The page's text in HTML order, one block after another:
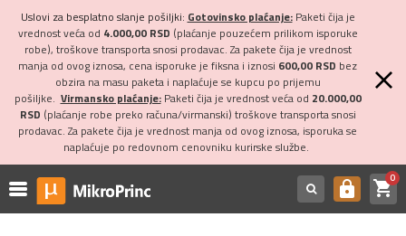
Uslovi za besplatno slanje pošiljki: Gotovinsko plaćanje:Paketi čija je
vrednost veća od 4.000,00 RSD (plaćanje pouzećem prilikom isporuke
robe), troškove transporta snosi prodavac. Za pakete čija je vrednost
manja od ovog iznosa, cena isporuke je fiksna i iznosi 600,00 RSD bez
obzira na masu paketa i naplaćuje se kupcu po prijemu
pošiljke. Virmansko plaćanje:Paketi čija je vrednost veća od 20.000,00
RSD (plaćanje robe preko računa/virmanski) troškove transporta snosi
prodavac. Za pakete čija je vrednost manja od ovog iznosa, isporuka se
naplaćuje po redovnom cenovniku kurirske službe.
https shopping_cart0